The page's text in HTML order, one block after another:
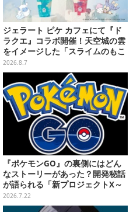
ジェラート ピケ カフェにて『ド
ラクエ』コラボ開催！天空城の雲
をイメージした「スライムのもこ
もこ天空クレープ」などを提供
2026.8.7
『ポケモンGO』の裏側にはどん
なストーリーがあった？開発秘話
が語られる「新プロジェクトX～
挑戦者たち～」放送決定
2026.7.22